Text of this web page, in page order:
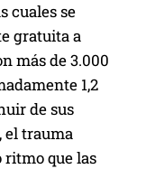
cuales se
gratuita a
más de 3.000
1,2
de sus
el trauma
ritmo que las